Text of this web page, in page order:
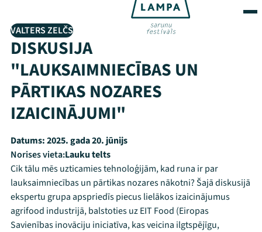
VALTERS ZELČS
DISKUSIJA
"LAUKSAIMNIECĪBAS UN
PĀRTIKAS NOZARES
IZAICINĀJUMI"
Datums:2025. gada 20. jūnijs
Norises vieta:Lauku telts
Cik tālu mēs uzticamies tehnoloģijām, kad runa ir par
lauksaimniecības un pārtikas nozares nākotni? Šajā diskusijā
ekspertu grupa apspriedīs piecus lielākos izaicinājumus
agrifood industrijā, balstoties uz EIT Food (Eiropas
Savienības inovāciju iniciatīva, kas veicina ilgtspējīgu,